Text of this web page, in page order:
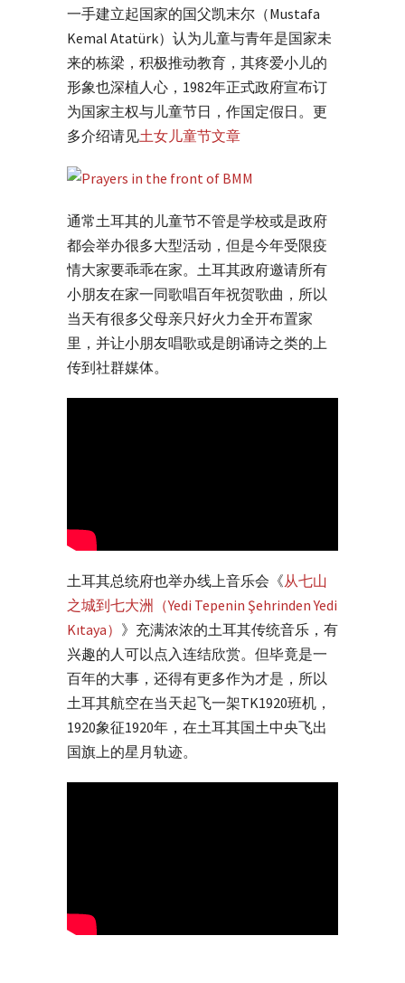
一手建立起国家的国父凯末尔（Mustafa
Kemal Atatürk）认为儿童与青年是国家未
来的栋梁，积极推动教育，其疼爱小儿的
形象也深植人心，1982年正式政府宣布订
为国家主权与儿童节日，作国定假日。更
多介绍请见土女儿童节文章
通常土耳其的儿童节不管是学校或是政府
都会举办很多大型活动，但是今年受限疫
情大家要乖乖在家。土耳其政府邀请所有
小朋友在家一同歌唱百年祝贺歌曲，所以
当天有很多父母亲只好火力全开布置家
里，并让小朋友唱歌或是朗诵诗之类的上
传到社群媒体。
土耳其总统府也举办线上音乐会《从七山
之城到七大洲（Yedi Tepenin Şehrinden Yedi
Kıtaya） 》充满浓浓的土耳其传统音乐，有
兴趣的人可以点入连结欣赏。但毕竟是一
百年的大事，还得有更多作为才是，所以
土耳其航空在当天起飞一架TK1920班机，
1920象征1920年，在土耳其国土中央飞出
国旗上的星月轨迹。